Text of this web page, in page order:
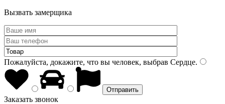
Вызвать замерщика
Пожалуйста, докажите, что вы человек, выбрав Сердце.
Заказать звонок